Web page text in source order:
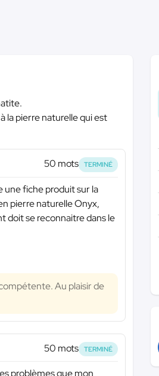
la pierre naturelle qui est
50 mots TERMINÉ
une fiche produit sur la
pierre naturelle Onyx,
doit se reconnaitre dans le
Au plaisir de
50 mots TERMINÉ
problèmes que mon